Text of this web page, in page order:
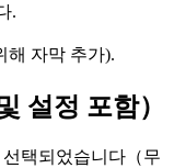
.
해 자막 추가).
설정 포함）
택되었습니다（무